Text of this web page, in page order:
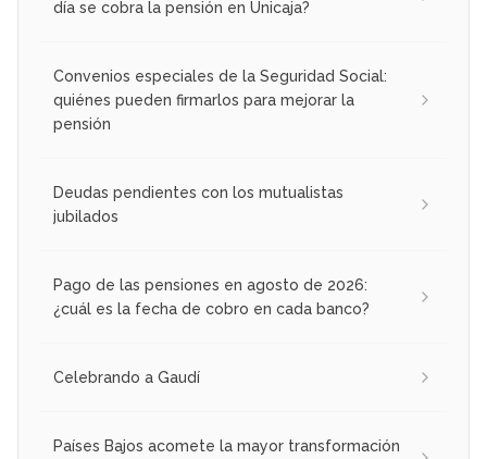
día se cobra la pensión en Unicaja?
Convenios especiales de la Seguridad Social:
quiénes pueden firmarlos para mejorar la
pensión
Deudas pendientes con los mutualistas
jubilados
Pago de las pensiones en agosto de 2026:
¿cuál es la fecha de cobro en cada banco?
Celebrando a Gaudí
Países Bajos acomete la mayor transformación